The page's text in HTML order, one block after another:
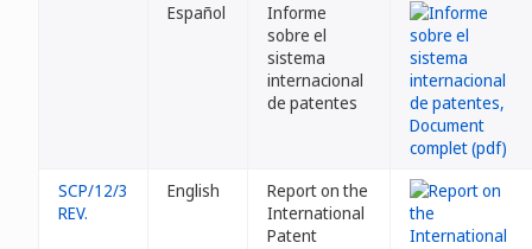
Español
Informe
sobre el
sistema
internacional
de patentes
SCP/12/3
REV.
English
Report on the
International
Patent